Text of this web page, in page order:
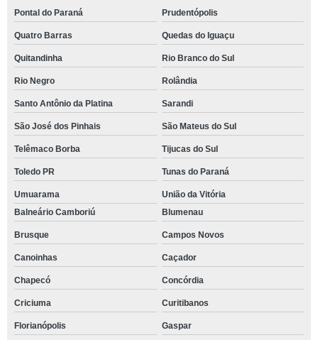
Pontal do Paraná Prudentópolis
Quatro Barras Quedas do Iguaçu
Quitandinha Rio Branco do Sul
Rio Negro Rolândia
Santo Antônio da Platina Sarandi
São José dos Pinhais São Mateus do Sul
Telêmaco Borba Tijucas do Sul
Toledo PR Tunas do Paraná
Umuarama
União da Vitória
Balneário Camboriú
Blumenau
Brusque Campos Novos
Canoinhas Caçador
Chapecó Concórdia
Criciuma Curitibanos
Florianópolis Gaspar